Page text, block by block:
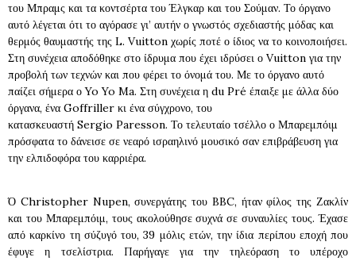
του Μπραμς και τα κοντσέρτα του Έλγκαρ και του Σούμαν. Το όργανο
αυτό λέγεται ότι το αγόρασε γι’ αυτήν ο γνωστός σχεδιαστής μόδας και
θερμός θαυμαστής της L. Vuitton χωρίς ποτέ ο ίδιος να το κοινοποιήσει.
Στη συνέχεια αποδόθηκε στο ίδρυμα που έχει ιδρύσει ο Vuitton για την
προβολή των τεχνών και που φέρει το όνομά του. Με το όργανο αυτό
παίζει σήμερα ο Yo Yo Ma. Στη συνέχεια η du Pré έπαιξε με άλλα δύο
όργανα, ένα Goffriller κι ένα σύγχρονο, του
κατασκευαστή Sergio Paresson. Το τελευταίο τσέλλο ο Μπαρεμπόιμ
πρόσφατα το δάνεισε σε νεαρό ισραηλινό μουσικό σαν επιβράβευση για
την ελπιδοφόρα του καρριέρα.
Ό Christopher Nupen, συνεργάτης του BBC, ήταν φίλος της Ζακλίν
και του Μπαρεμπόιμ, τους ακολούθησε συχνά σε συναυλίες τους. Έχασε
από καρκίνο τη σύζυγό του, 39 μόλις ετών, την ίδια περίπου εποχή που
έφυγε η τσελίστρια. Παρήγαγε για την τηλεόραση το υπέροχο